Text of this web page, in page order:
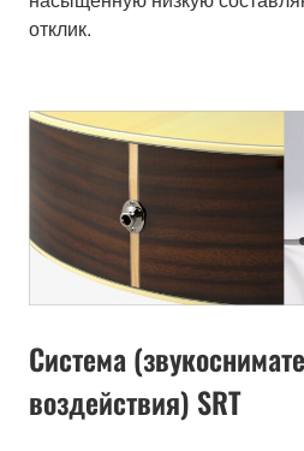
отклик.
Система
воздействия) SRT